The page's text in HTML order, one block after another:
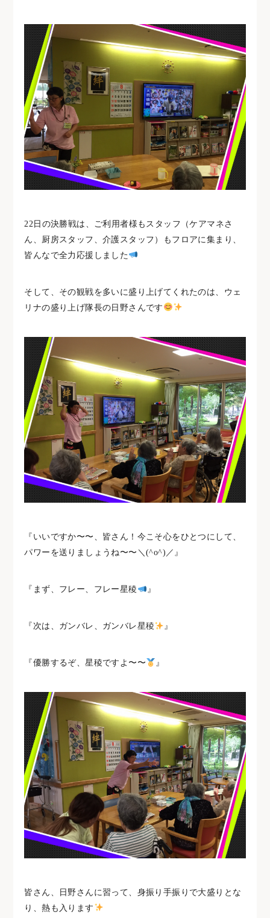
22日の決勝戦は、ご利用者様もスタッフ（ケアマネさ
ん、厨房スタッフ、介護スタッフ）もフロアに集まり、
皆んなで全力応援しました
そして、その観戦を多いに盛り上げてくれたのは、ウェ
リナの盛り上げ隊長の日野さんです
『いいですか〜〜、皆さん！今こそ心をひとつにして、
パワーを送りましょうね〜〜＼(^o^)／』
『まず、フレー、フレー星稜 』
『次は、ガンバレ、ガンバレ星稜 』
『優勝するぞ、星稜ですよ〜〜 』
皆さん、日野さんに習って、身振り手振りで大盛りとな
り、熱も入ります